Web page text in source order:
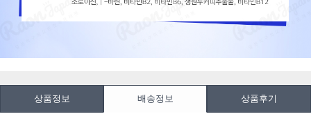
상품정보 배송정보 상품후기